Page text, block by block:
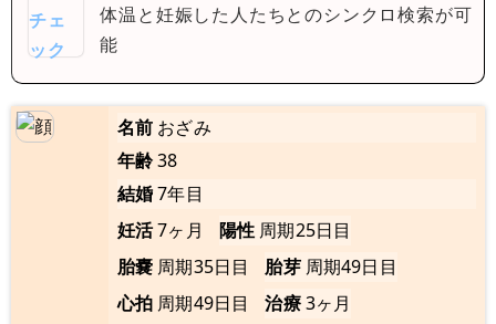
体温と妊娠した人たちとのシンクロ検索が可
能
名前 おざみ
年齢38
結婚7年目
妊活7ヶ月 陽性 周期25日目
胎嚢 周期35日目 胎芽 周期49日目
心拍 周期49日目 治療3ヶ月